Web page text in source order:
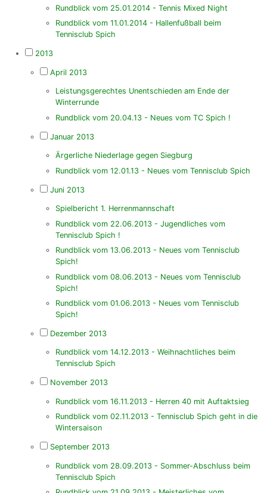
Rundblick vom 25.01.2014 - Tennis Mixed Night
Rundblick vom 11.01.2014 - Hallenfußball beim
Tennisclub Spich
2013
April 2013
Leistungsgerechtes Unentschieden am Ende der
Winterrunde
Rundblick vom 20.04.13 - Neues vom TC Spich !
Januar 2013
Ärgerliche Niederlage gegen Siegburg
Rundblick vom 12.01.13 - Neues vom Tennisclub Spich
Juni 2013
Spielbericht 1. Herrenmannschaft
Rundblick vom 22.06.2013 - Jugendliches vom
Tennisclub Spich !
Rundblick vom 13.06.2013 - Neues vom Tennisclub
Spich!
Rundblick vom 08.06.2013 - Neues vom Tennisclub
Spich!
Rundblick vom 01.06.2013 - Neues vom Tennisclub
Spich!
Dezember 2013
Rundblick vom 14.12.2013 - Weihnachtliches beim
Tennisclub Spich
November 2013
Rundblick vom 16.11.2013 - Herren 40 mit Auftaktsieg
Rundblick vom 02.11.2013 - Tennisclub Spich geht in die
Wintersaison
September 2013
Rundblick vom 28.09.2013 - Sommer-Abschluss beim
Tennisclub Spich